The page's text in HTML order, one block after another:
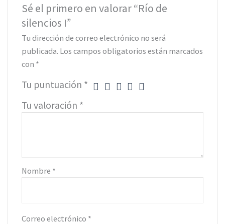
Sé el primero en valorar “Río de
silencios I”
Tu dirección de correo electrónico no será
publicada. Los campos obligatorios están marcados
con *
Tu puntuación *
Tu valoración *
Nombre *
Correo electrónico *